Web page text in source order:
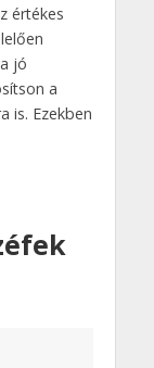
értékes
jó
a
is. Ezekben